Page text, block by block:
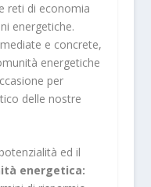
reti di economia
energetiche.
e concrete,
energetiche
per
delle nostre
ed il
energetica: